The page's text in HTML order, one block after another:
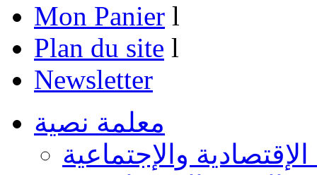
Mon Panier l
Plan du site l
Newsletter
معلمة نصية
الإقتصادية والإجتماعية